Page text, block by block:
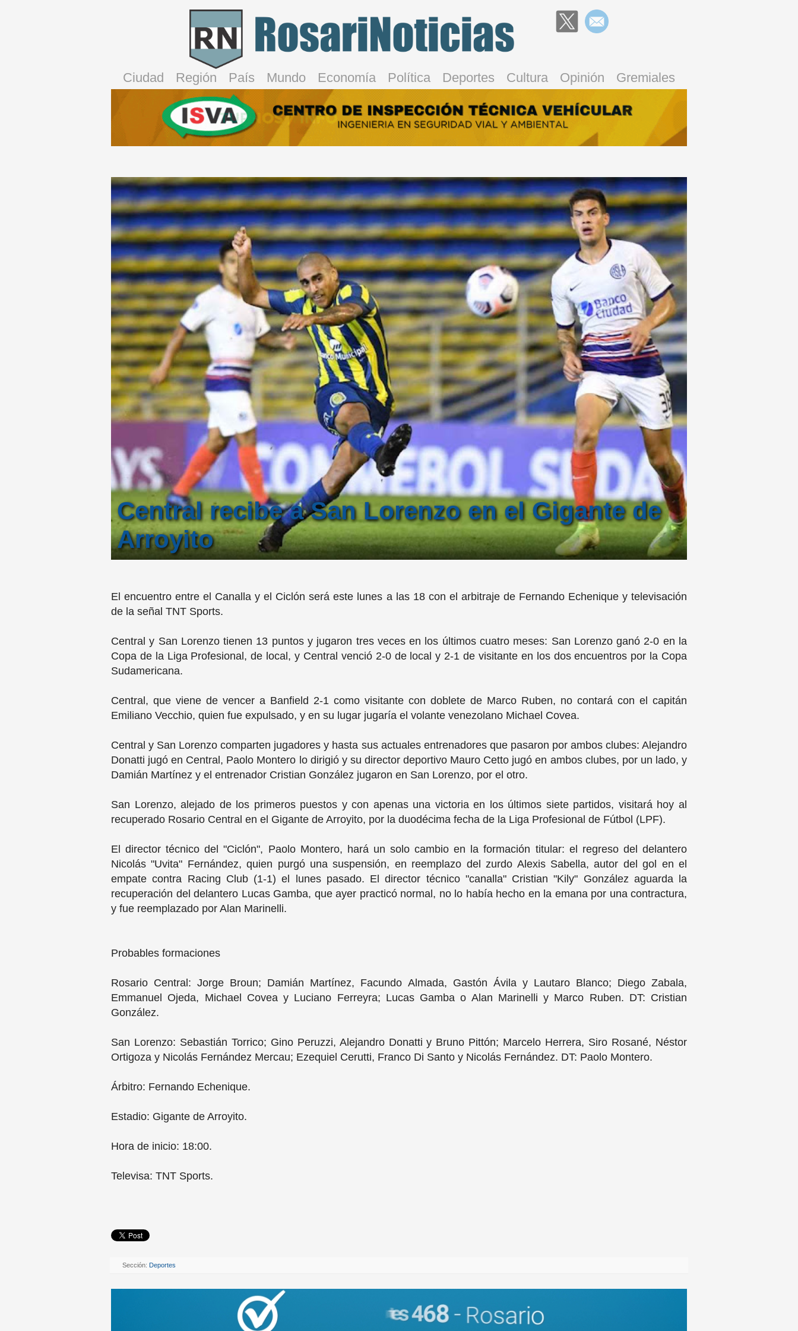
Ciudad Región País Mundo Economía Política Deportes Cultura Opinión Gremiales
Central recibe a San Lorenzo en el Gigante de
Arroyito
El encuentro entre el Canalla y el Ciclón será este lunes a las 18 con el arbitraje de Fernando Echenique y televisación
de la señal TNT Sports.
Central y San Lorenzo tienen 13 puntos y jugaron tres veces en los últimos cuatro meses: San Lorenzo ganó 2-0 en la
Copa de la Liga Profesional, de local, y Central venció 2-0 de local y 2-1 de visitante en los dos encuentros por la Copa
Sudamericana.
Central, que viene de vencer a Banfield 2-1 como visitante con doblete de Marco Ruben, no contará con el capitán
Emiliano Vecchio, quien fue expulsado, y en su lugar jugaría el volante venezolano Michael Covea.
Central y San Lorenzo comparten jugadores y hasta sus actuales entrenadores que pasaron por ambos clubes: Alejandro
Donatti jugó en Central, Paolo Montero lo dirigió y su director deportivo Mauro Cetto jugó en ambos clubes, por un lado, y
Damián Martínez y el entrenador Cristian González jugaron en San Lorenzo, por el otro.
San Lorenzo, alejado de los primeros puestos y con apenas una victoria en los últimos siete partidos, visitará hoy al
recuperado Rosario Central en el Gigante de Arroyito, por la duodécima fecha de la Liga Profesional de Fútbol (LPF).
El director técnico del "Ciclón", Paolo Montero, hará un solo cambio en la formación titular: el regreso del delantero
Nicolás "Uvita" Fernández, quien purgó una suspensión, en reemplazo del zurdo Alexis Sabella, autor del gol en el
empate contra Racing Club (1-1) el lunes pasado. El director técnico "canalla" Cristian "Kily" González aguarda la
recuperación del delantero Lucas Gamba, que ayer practicó normal, no lo había hecho en la emana por una contractura,
y fue reemplazado por Alan Marinelli.
Probables formaciones
Rosario Central: Jorge Broun; Damián Martínez, Facundo Almada, Gastón Ávila y Lautaro Blanco; Diego Zabala,
Emmanuel Ojeda, Michael Covea y Luciano Ferreyra; Lucas Gamba o Alan Marinelli y Marco Ruben. DT: Cristian
González.
San Lorenzo: Sebastián Torrico; Gino Peruzzi, Alejandro Donatti y Bruno Pittón; Marcelo Herrera, Siro Rosané, Néstor
Ortigoza y Nicolás Fernández Mercau; Ezequiel Cerutti, Franco Di Santo y Nicolás Fernández. DT: Paolo Montero.
Árbitro: Fernando Echenique.
Estadio: Gigante de Arroyito.
Hora de inicio: 18:00.
Televisa: TNT Sports.
Sección: Deportes